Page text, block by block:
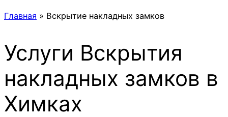
Главная » Вскрытие накладных замков
Услуги Вскрытия
накладных замков в
Химках